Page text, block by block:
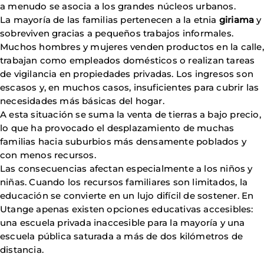
a menudo se asocia a los grandes núcleos urbanos.
La mayoría de las familias pertenecen a la etnia giriama y
sobreviven gracias a pequeños trabajos informales.
Muchos hombres y mujeres venden productos en la calle,
trabajan como empleados domésticos o realizan tareas
de vigilancia en propiedades privadas. Los ingresos son
escasos y, en muchos casos, insuficientes para cubrir las
necesidades más básicas del hogar.
A esta situación se suma la venta de tierras a bajo precio,
lo que ha provocado el desplazamiento de muchas
familias hacia suburbios más densamente poblados y
con menos recursos.
Las consecuencias afectan especialmente a los niños y
niñas. Cuando los recursos familiares son limitados, la
educación se convierte en un lujo difícil de sostener. En
Utange apenas existen opciones educativas accesibles:
una escuela privada inaccesible para la mayoría y una
escuela pública saturada a más de dos kilómetros de
distancia.